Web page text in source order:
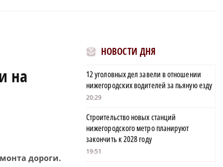
на
дороги.
НОВОСТИ ДНЯ
12 уголовных дел завели в отношении
нижегородских водителей за пьяную езду
20:29
Строительство новых станций
нижегородского метро планируют
закончить к 2028 году
19:51